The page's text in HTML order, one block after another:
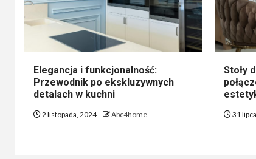
Elegancja i funkcjonalność:
Przewodnik po ekskluzywnych
detalach w kuchni
2 listopada, 2024 Abc4home
Stoły
31